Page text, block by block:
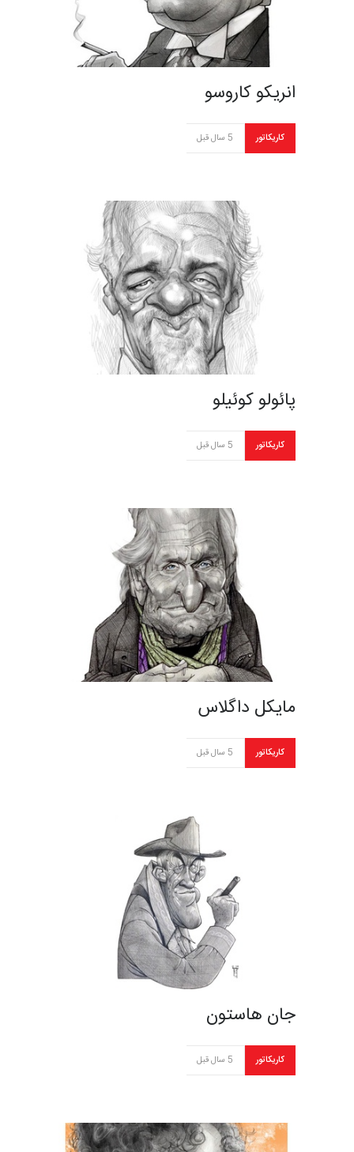
انریکو کاروسو
کاریکاتور 5 سال قبل
پائولو کوئیلو
کاریکاتور 5 سال قبل
مایکل داگلاس
کاریکاتور 5 سال قبل
جان هاستون
کاریکاتور 5 سال قبل